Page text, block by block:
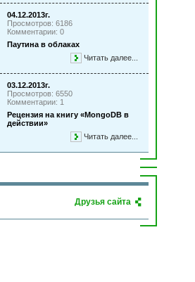
04.12.2013г.
Просмотров: 6186
Комментарии: 0
Паутина в облаках
Читать далее...
03.12.2013г.
Просмотров: 6550
Комментарии: 1
Рецензия на книгу «MongoDB в
действии»
Читать далее...
Друзья сайта